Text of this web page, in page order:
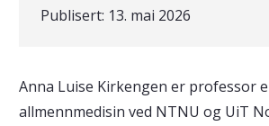
Publisert: 13. mai 2026
Anna Luise Kirkengen er professor
allmennmedisin ved NTNU og UiT